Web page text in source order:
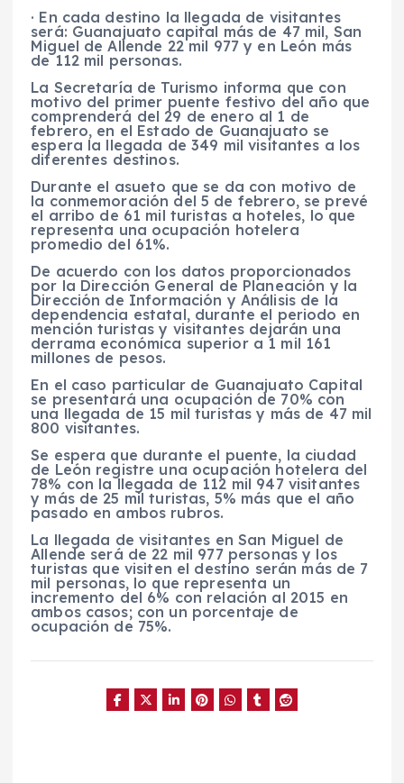
· En cada destino la llegada de visitantes
será: Guanajuato capital más de 47 mil, San
Miguel de Allende 22 mil 977 y en León más
de 112 mil personas.
La Secretaría de Turismo informa que con
motivo del primer puente festivo del año que
comprenderá del 29 de enero al 1 de
febrero, en el Estado de Guanajuato se
espera la llegada de 349 mil visitantes a los
diferentes destinos.
Durante el asueto que se da con motivo de
la conmemoración del 5 de febrero, se prevé
el arribo de 61 mil turistas a hoteles, lo que
representa una ocupación hotelera
promedio del 61%.
De acuerdo con los datos proporcionados
por la Dirección General de Planeación y la
Dirección de Información y Análisis de la
dependencia estatal, durante el periodo en
mención turistas y visitantes dejarán una
derrama económica superior a 1 mil 161
millones de pesos.
En el caso particular de Guanajuato Capital
se presentará una ocupación de 70% con
una llegada de 15 mil turistas y más de 47 mil
800 visitantes.
Se espera que durante el puente, la ciudad
de León registre una ocupación hotelera del
78% con la llegada de 112 mil 947 visitantes
y más de 25 mil turistas, 5% más que el año
pasado en ambos rubros.
La llegada de visitantes en San Miguel de
Allende será de 22 mil 977 personas y los
turistas que visiten el destino serán más de 7
mil personas, lo que representa un
incremento del 6% con relación al 2015 en
ambos casos; con un porcentaje de
ocupación de 75%.